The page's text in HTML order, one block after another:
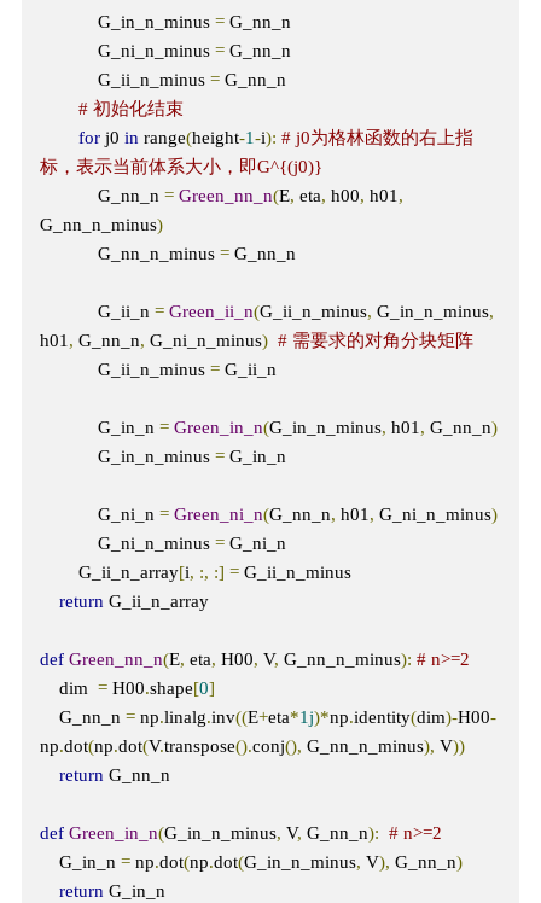
            G_in_n_minus
= G_nn_n
            G_ni_n_minus
= G_nn_n
            G_ii_n_minus
= G_nn_n
# 初始化结束
for j0 in range(height-1-i): # j0为格林函数的右上指
标，表示当前体系大小，即G^{(j0)}
            G_nn_n
= Green_nn_n(E, eta, h00, h01,
G_nn_n_minus)
            G_nn_n_minus
= G_nn_n
            G_ii_n
= Green_ii_n(G_ii_n_minus, G_in_n_minus,
h01, G_nn_n, G_ni_n_minus) # 需要求的对角分块矩阵
            G_ii_n_minus
= G_ii_n
            G_in_n
= Green_in_n(G_in_n_minus, h01, G_nn_n)
            G_in_n_minus
= G_in_n
            G_ni_n
= Green_ni_n(G_nn_n, h01, G_ni_n_minus)
            G_ni_n_minus
= G_ni_n
        G_ii_n_array
[i, :, :] = G_ii_n_minus
return G_ii_n_array
def Green_nn_n(E, eta, H00, V, G_nn_n_minus): # n>=2
    dim
= H00.shape[0]
    G_nn_n
= np.linalg.inv((E+eta*1j)*np.identity(dim)-H00-
np.dot(np.dot(V.transpose().conj(), G_nn_n_minus), V))
return G_nn_n
def Green_in_n(G_in_n_minus, V, G_nn_n): # n>=2
    G_in_n
= np.dot(np.dot(G_in_n_minus, V), G_nn_n)
return G_in_n